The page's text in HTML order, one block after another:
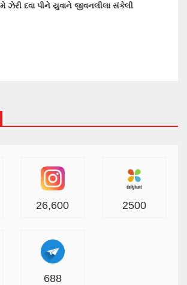
દુખાવો ઉપડતા સારવારમાં ખસેડાયેલ મહિલાને આંચકી
26,600 2500
688